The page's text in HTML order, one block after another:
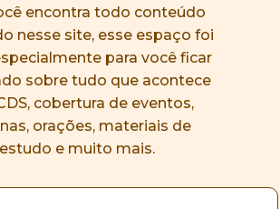
encontra todo conteúdo
nesse site, esse espaço foi
para você ficar
sobre tudo que acontece
cobertura de eventos,
orações, materiais de
estudo e muito mais.